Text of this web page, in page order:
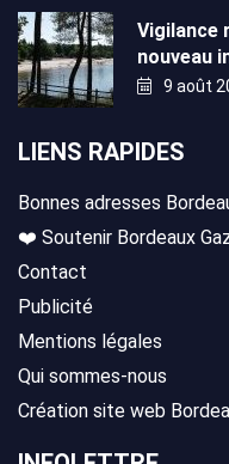
Vigilance
nouveau
9 août
LIENS RAPIDES
Bonnes adresses
❤️ Soutenir Bordeaux
Contact
Publicité
Mentions légales
Qui sommes-nous
Création site web